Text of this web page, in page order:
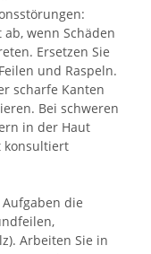
ab, wenn Schäden
Ersetzen Sie
und Raspeln.
scharfe Kanten
Bei schweren
in der Haut
konsultiert
die
Arbeiten Sie in